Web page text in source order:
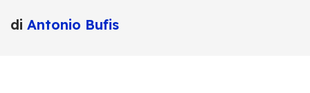
di Antonio Bufis